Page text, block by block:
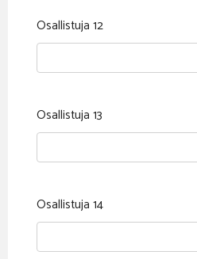
Osallistuja 12
Osallistuja 13
Osallistuja 14